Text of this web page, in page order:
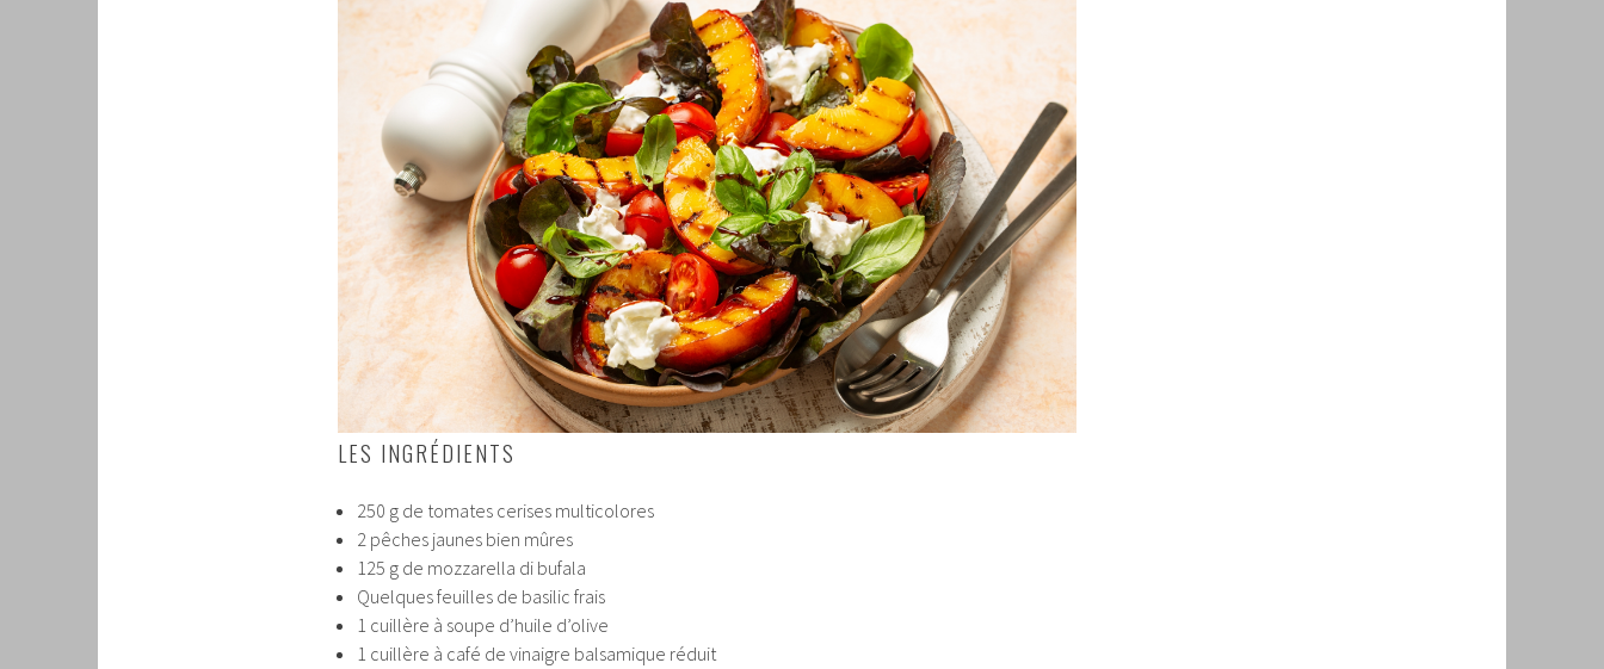
LES INGRÉDIENTS
250 g de tomates cerises multicolores
2 pêches jaunes bien mûres
125 g de mozzarella di bufala
Quelques feuilles de basilic frais
1 cuillère à soupe d’huile d’olive
1 cuillère à café de vinaigre balsamique réduit